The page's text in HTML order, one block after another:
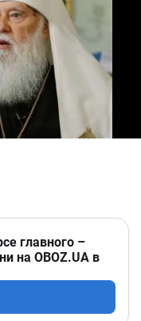
главного –
на OBOZ.UA в